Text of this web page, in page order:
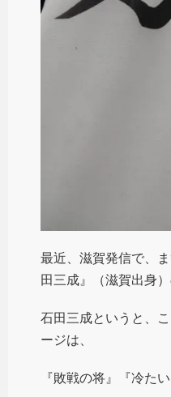
最近、滋賀発信で、
田三成』（滋賀出身）
石田三成というと、
ージは、
『敗戦の将』『冷た